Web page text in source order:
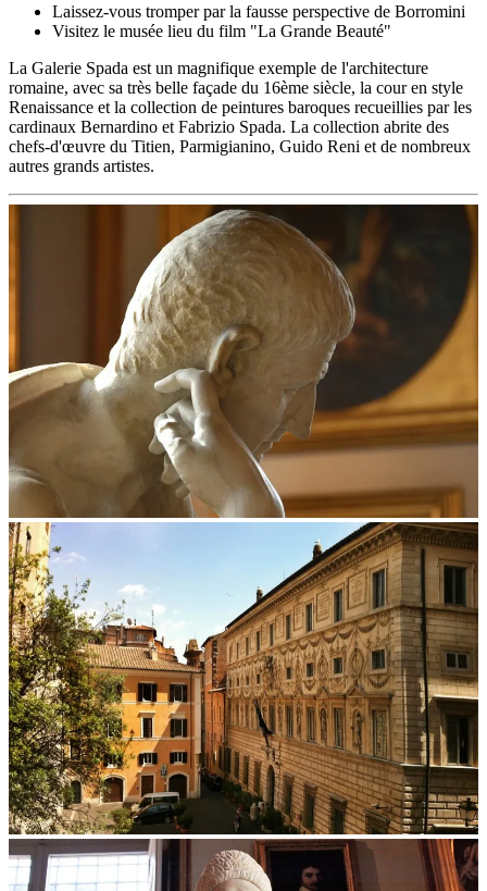
Laissez-vous tromper par la fausse perspective de Borromini
Visitez le musée lieu du film "La Grande Beauté"
La Galerie Spada est un magnifique exemple de l'architecture
romaine, avec sa très belle façade du 16ème siècle, la cour en style
Renaissance et la collection de peintures baroques recueillies par les
cardinaux Bernardino et Fabrizio Spada. La collection abrite des
chefs-d'œuvre du Titien, Parmigianino, Guido Reni et de nombreux
autres grands artistes.